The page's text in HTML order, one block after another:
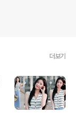
더보기